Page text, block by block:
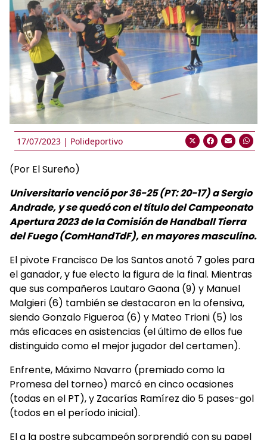
17/07/2023 | Polideportivo
(Por El Sureño)
Universitario venció por 36-25 (PT: 20-17) a Sergio
Andrade, y se quedó con el título del Campeonato
Apertura 2023 de la Comisión de Handball Tierra
del Fuego (ComHandTdF), en mayores masculino.
El pivote Francisco De los Santos anotó 7 goles para
el ganador, y fue electo la figura de la final. Mientras
que sus compañeros Lautaro Gaona (9) y Manuel
Malgieri (6) también se destacaron en la ofensiva,
siendo Gonzalo Figueroa (6) y Mateo Trioni (5) los
más eficaces en asistencias (el último de ellos fue
distinguido como el mejor jugador del certamen).
Enfrente, Máximo Navarro (premiado como la
Promesa del torneo) marcó en cinco ocasiones
(todas en el PT), y Zacarías Ramírez dio 5 pases-gol
(todos en el período inicial).
El a la postre subcampeón sorprendió con su papel